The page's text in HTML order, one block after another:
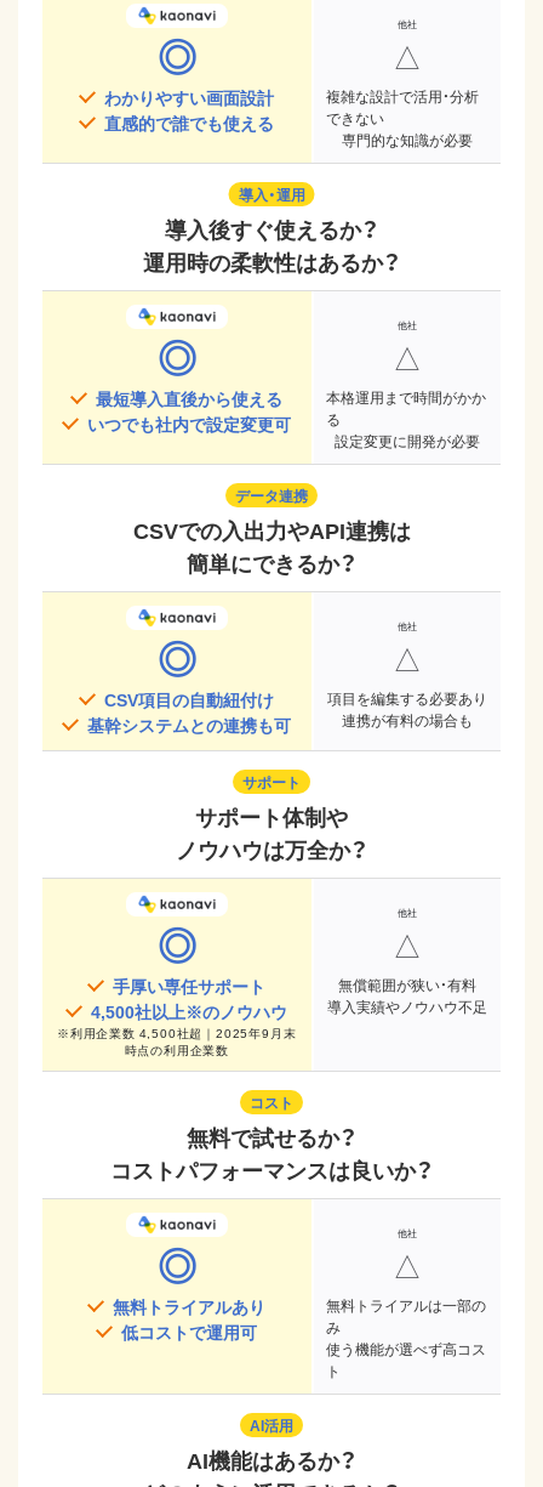
◎
わかりやすい画面設計
直感的で誰でも使える
△
複雑な設計で活用・分析
できない
専門的な知識が必要
導入・運用
導入後すぐ使えるか？
運用時の柔軟性はあるか？
◎
最短導入直後から使える
いつでも社内で設定変更可
△
本格運用まで時間がかか
る
設定変更に開発が必要
データ連携
CSVでの入出力やAPI連携は
簡単にできるか？
◎
CSV項目の自動紐付け
基幹システムとの連携も可
△
項目を編集する必要あり
連携が有料の場合も
サポート
サポート体制や
ノウハウは万全か？
◎
手厚い専任サポート
4,500社以上※のノウハウ
※利用企業数 4,500社超｜2025年9月末
時点の利用企業数
△
無償範囲が狭い・有料
導入実績やノウハウ不足
コスト
無料で試せるか？
コストパフォーマンスは良いか？
◎
無料トライアルあり
低コストで運用可
△
無料トライアルは一部の
み
使う機能が選べず高コス
ト
AI活用
AI機能はあるか？